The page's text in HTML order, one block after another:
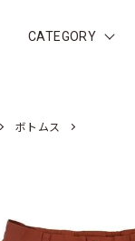
CATEGORY
ボトムス